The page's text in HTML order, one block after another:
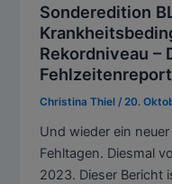
Sonderedition
Rekordniveau –
Christina Thiel/20.
Und wieder ein
Fehltagen. Diesmal
2023. Dieser Bericht